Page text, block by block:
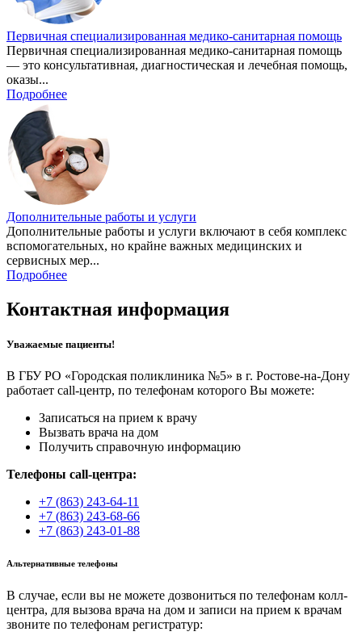
Первичная специализированная медико-санитарная помощь
Первичная специализированная медико-санитарная помощь
— это консультативная, диагностическая и лечебная помощь,
оказы...
Подробнее
Дополнительные работы и услуги
Дополнительные работы и услуги включают в себя комплекс
вспомогательных, но крайне важных медицинских и
сервисных мер...
Подробнее
Контактная информация
Уважаемые пациенты!
В ГБУ РО «Городская поликлиника №5» в г. Ростове-на-Дону
работает call-центр, по телефонам которого Вы можете:
Записаться на прием к врачу
Вызвать врача на дом
Получить справочную информацию
Телефоны call-центра:
+7 (863) 243-64-11
+7 (863) 243-68-66
+7 (863) 243-01-88
Альтернативные телефоны
В случае, если вы не можете дозвониться по телефонам колл-
центра, для вызова врача на дом и записи на прием к врачам
звоните по телефонам регистратур: